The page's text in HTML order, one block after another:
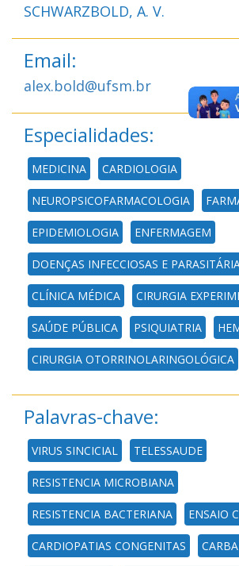
SCHWARZBOLD, A. V.
Email:
alex.bold@ufsm.br
Especialidades:
MEDICINA CARDIOLOGIA
NEUROPSICOFARMACOLOGIA
EPIDEMIOLOGIA ENFERMAGEM
DOENÇAS INFECCIOSAS E
CLÍNICA MÉDICA CIRURGIA
SAÚDE PÚBLICA PSIQUIATRIA
CIRURGIA OTORRINOLARINGOLÓGICA
Palavras-chave:
VIRUS SINCICIAL TELESSAUDE
RESISTENCIA MICROBIANA
RESISTENCIA BACTERIANA ENSAIO
CARDIOPATIAS CONGENITAS